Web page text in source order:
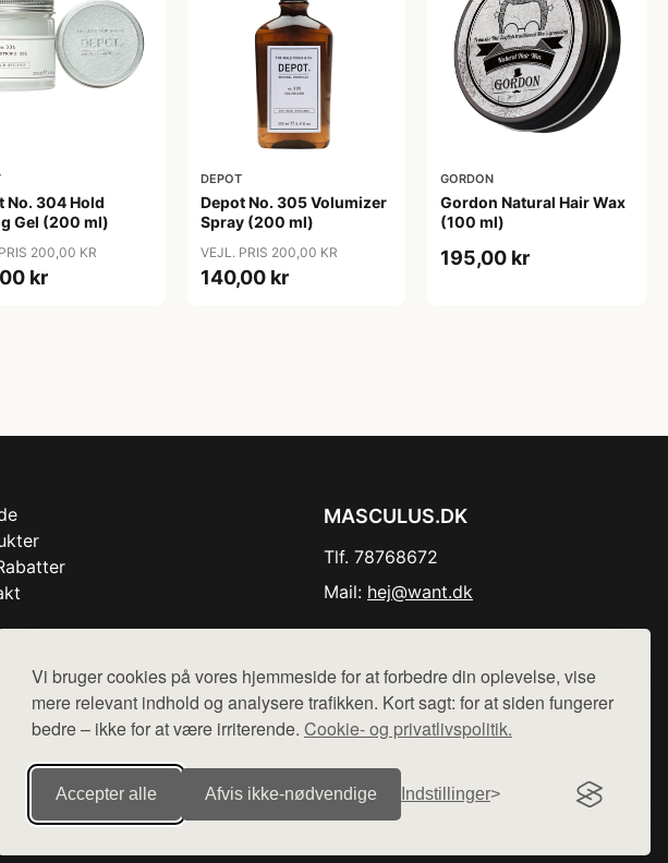
Vi bruger cookies på vores hjemmeside for at forbedre din oplevelse, vise
mere relevant indhold og analysere trafikken. Kort sagt: for at siden fungerer
bedre – ikke for at være irriterende. Cookie- og privatlivspolitik.
Accepter alle Afvis ikke‑nødvendige Indstillinger
No. 304 Hold
Gel (200 ml)
200,00 KR
kr
DEPOT
Depot No. 305 Volumizer
Spray (200 ml)
VEJL. PRIS 200,00 KR
140,00 kr
GORDON
Gordon Natural Hair Wax
(100 ml)
195,00 kr
MASCULUS.DK
Tlf. 78768672
Mail: hej@want.dk
diverse webshops. Der sælges ikke varer fra denne side - vi henviser til de shops,
forbeholdes.